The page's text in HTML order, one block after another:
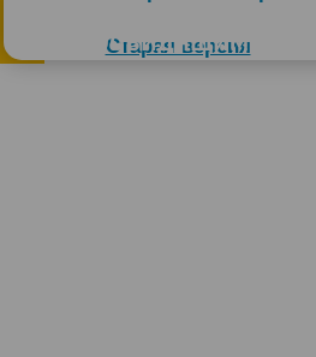
Старая версия
Слабовидящим